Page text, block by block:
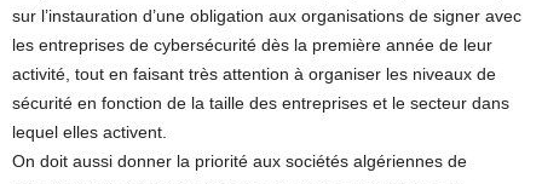
sur l’instauration d’une obligation aux organisations de signer avec
les entreprises de cybersécurité dès la première année de leur
activité, tout en faisant très attention à organiser les niveaux de
sécurité en fonction de la taille des entreprises et le secteur dans
lequel elles activent.
On doit aussi donner la priorité aux sociétés algériennes de